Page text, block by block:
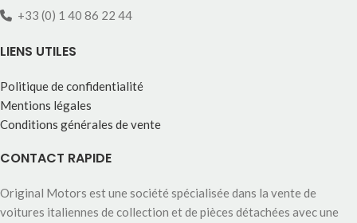
+33 (0) 1 40 86 22 44
LIENS UTILES
Politique de confidentialité
Mentions légales
Conditions générales de vente
CONTACT RAPIDE
Original Motors est une société spécialisée dans la vente de
voitures italiennes de collection et de pièces détachées avec une